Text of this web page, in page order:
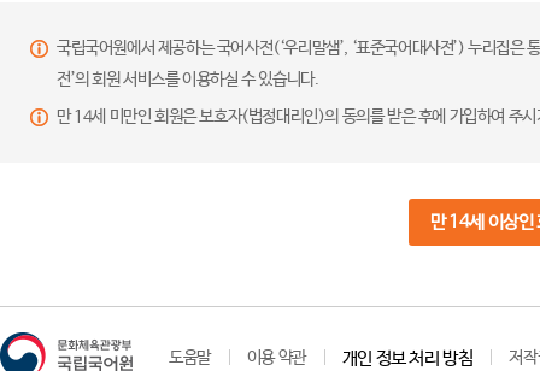
국립국어원에서 제공하는 국어사전(‘우리말샘’, ‘표준국어대사전’) 누리집
전’의 회원 서비스를 이용하실 수 있습니다.
만 14세 미만인 회원은 보호자(법정대리인)의 동의를 받은 후에 가입하여 주
만 14세 이상인
도움말 이용 약관 개인 정보 처리 방침 저